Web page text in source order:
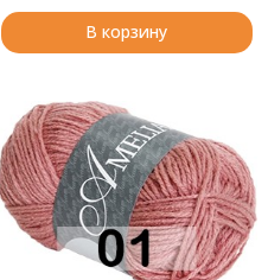
В корзину